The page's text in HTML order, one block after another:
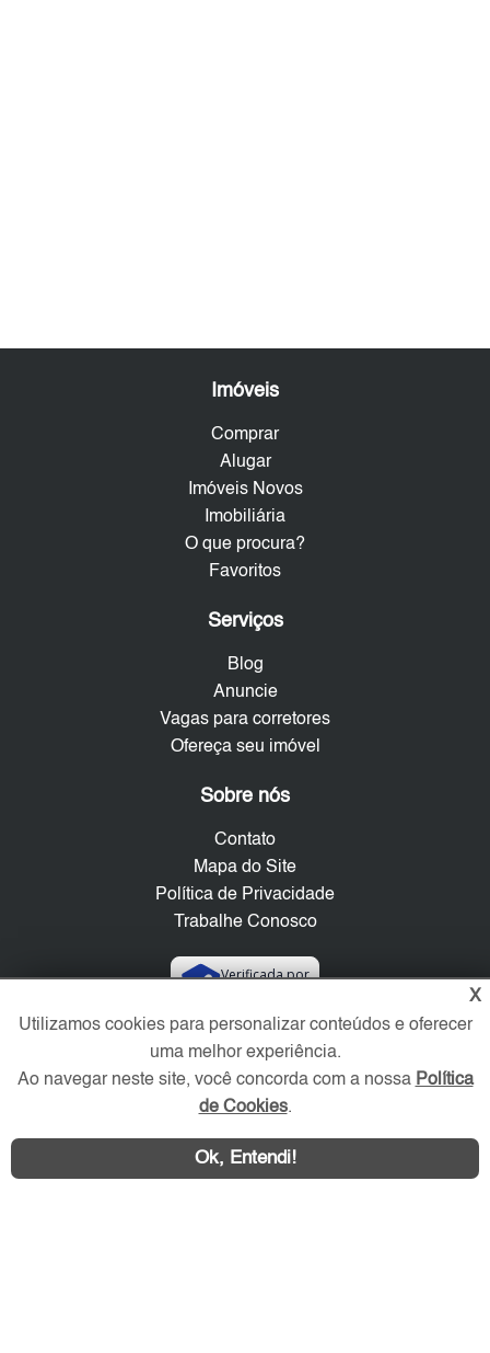
Imóveis
Comprar
Alugar
Imóveis Novos
Imobiliária
O que procura?
Favoritos
Serviços
Blog
Anuncie
Vagas para corretores
Ofereça seu imóvel
Sobre nós
Contato
Mapa do Site
Política de Privacidade
Trabalhe Conosco
Verificada por
Redes Sociais
X
Utilizamos cookies para personalizar conteúdos e oferecer
uma melhor experiência.
Ao navegar neste site, você concorda com a nossa Política
de Cookies.
Ok, Entendi!